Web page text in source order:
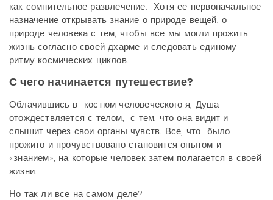
как сомнительное развлечение. Хотя ее первоначальное
назначение открывать знание о природе вещей, о
природе человека с тем, чтобы все мы могли прожить
жизнь согласно своей дхарме и следовать единому
ритму космических циклов.
С чего начинается путешествие?
Облачившись в костюм человеческого я, Душа
отождествляется с телом, с тем, что она видит и
слышит через свои органы чувств. Все, что было
прожито и прочувствовано становится опытом и
«знанием», на которые человек затем полагается в своей
жизни.
Но так ли все на самом деле?